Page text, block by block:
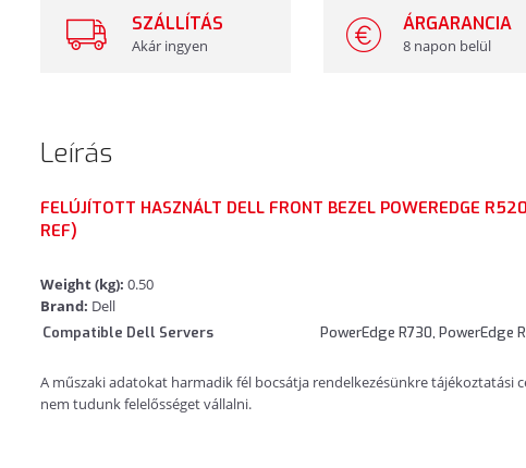
SZÁLLÍTÁS
Akár ingyen
ÁRGARANCIA
8 napon belül
Leírás
FELÚJÍTOTT HASZNÁLT DELL FRONT BEZEL POWEREDGE
REF)
Weight (kg): 0.50
Brand: Dell
Compatible Dell Servers PowerEdge R730, PowerEdge
A műszaki adatokat harmadik fél bocsátja rendelkezésünkre tájékoztatási
nem tudunk felelősséget vállalni.